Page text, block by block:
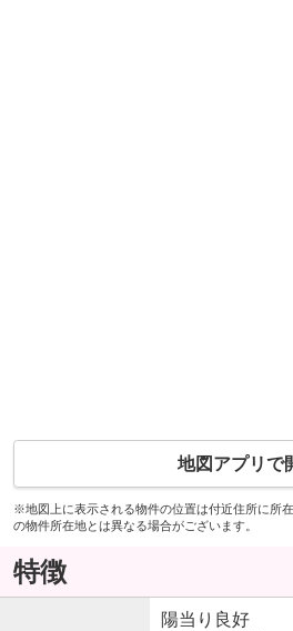
地図アプリで
※地図上に表示される物件の位置は付近住所に所
の物件所在地とは異なる場合がございます。
特徴
陽当り良好